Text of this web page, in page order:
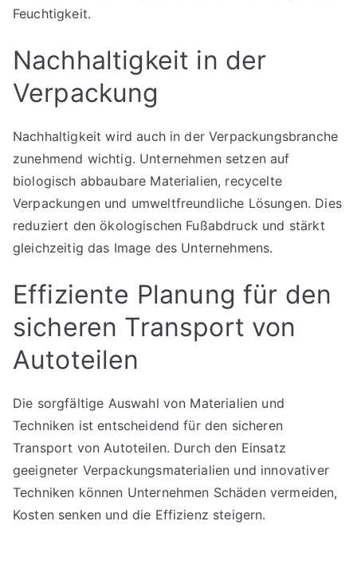
Feuchtigkeit.
Nachhaltigkeit in der
Verpackung
Nachhaltigkeit wird auch in der Verpackungsbranche
zunehmend wichtig. Unternehmen setzen auf
biologisch abbaubare Materialien, recycelte
Verpackungen und umweltfreundliche Lösungen. Dies
reduziert den ökologischen Fußabdruck und stärkt
gleichzeitig das Image des Unternehmens.
Effiziente Planung für den
sicheren Transport von
Autoteilen
Die sorgfältige Auswahl von Materialien und
Techniken ist entscheidend für den sicheren
Transport von Autoteilen. Durch den Einsatz
geeigneter Verpackungsmaterialien und innovativer
Techniken können Unternehmen Schäden vermeiden,
Kosten senken und die Effizienz steigern.